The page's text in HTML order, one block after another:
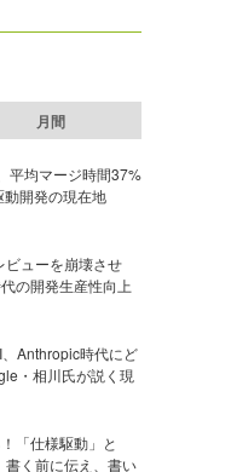
月間
平均マージ時間37%
開発の現在地
ビューを崩壊させ
の開発生産性向上
Anthropic時代にど
・相川氏が説く現
「仕様駆動」と
書く前に伝え、書い